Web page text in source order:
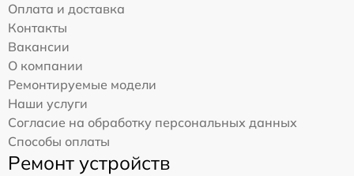
Оплата и доставка
Контакты
Вакансии
О компании
Ремонтируемые модели
Наши услуги
Согласие на обработку персональных данных
Способы оплаты
Ремонт устройств